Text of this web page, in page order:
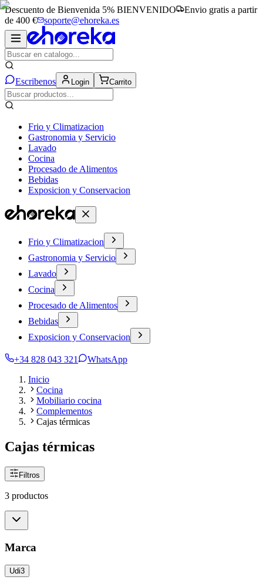
Descuento de Bienvenida 5% BIENVENIDO
Envio gratis a partir
de 400 €
soporte@ehoreka.es
Escribenos Login Carrito
Frio y Climatizacion
Gastronomia y Servicio
Lavado
Cocina
Procesado de Alimentos
Bebidas
Exposicion y Conservacion
Frio y Climatizacion
Gastronomia y Servicio
Lavado
Cocina
Procesado de Alimentos
Bebidas
Exposicion y Conservacion
+34 828 043 321
WhatsApp
Inicio
Cocina
Mobiliario cocina
Complementos
Cajas térmicas
Cajas térmicas
Filtros
3 productos
Marca
Udi3